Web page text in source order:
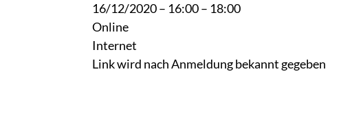
16/12/2020 – 16:00 – 18:00
Online
Internet
Link wird nach Anmeldung bekannt gegeben